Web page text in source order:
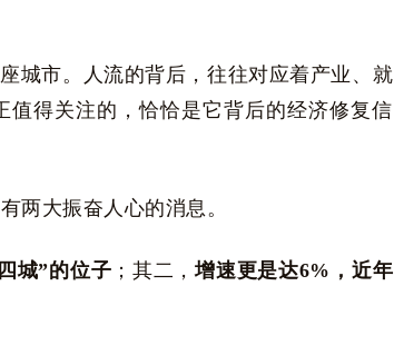
城市。人流的背后，往往对应着产业、就
值得关注的，恰恰是它背后的经济修复信
两大振奋人心的消息。
城”的位子 ；其二，增速更是达6%，近年